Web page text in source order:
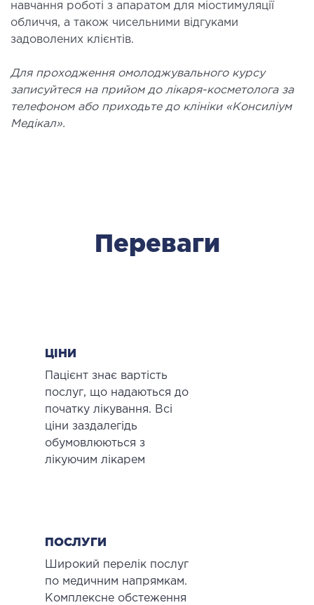
послуги
навчання роботі з апаратом для міостимуляції
обличчя, а також чисельними відгуками
задоволених клієнтів.
Для проходження омолоджувального курсу
записуйтеся на прийом до лікаря-косметолога за
телефоном або приходьте до клініки «Консиліум
Медікал».
Переваги
ЦІНИ
Пацієнт знає вартість
послуг, що надаються до
початку лікування. Всі
ціни заздалегідь
обумовлюються з
лікуючим лікарем
ПОСЛУГИ
Широкий перелік послуг
по медичним напрямкам.
Комплексне обстеження